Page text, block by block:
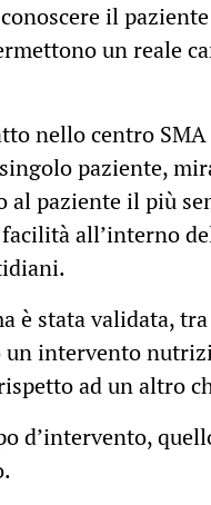
il
un reale
nello centro
paziente,
al paziente il più
all’interno
è stata validata,
un intervento
ad un altro
d’intervento,